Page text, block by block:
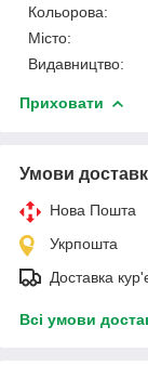
Кольорова:
Місто:
Видавництво:
Приховати
Умови
Нова Пошта
Укрпошта
Доставка
Всі умови